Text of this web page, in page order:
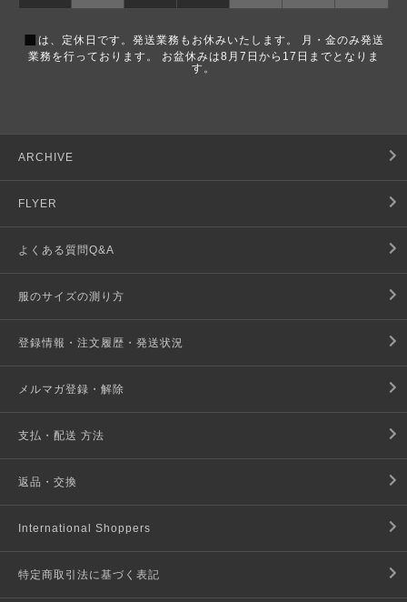
■ は、定休日です。発送業務もお休みいたします。 月・金のみ発送
業務を行っております。 お盆休みは8月7日から17日までとなりま
す。
ARCHIVE
FLYER
よくある質問Q&A
服のサイズの測り方
登録情報・注文履歴・発送状況
メルマガ登録・解除
支払・配送 方法
返品・交換
International Shoppers
特定商取引法に基づく表記